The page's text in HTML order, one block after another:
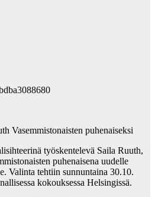
Vasemmistonaisten puhenaiseksi
työskentelevä Saila Ruuth,
puhenaisena uudelle
Valinta tehtiin sunnuntaina 30.10.
kokouksessa Helsingissä.